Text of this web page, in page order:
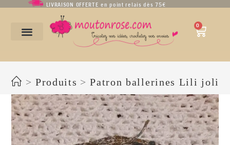
LIVRAISON OFFERTE en point relais dès 75€
0
> Produits > Patron ballerines Lili jolie